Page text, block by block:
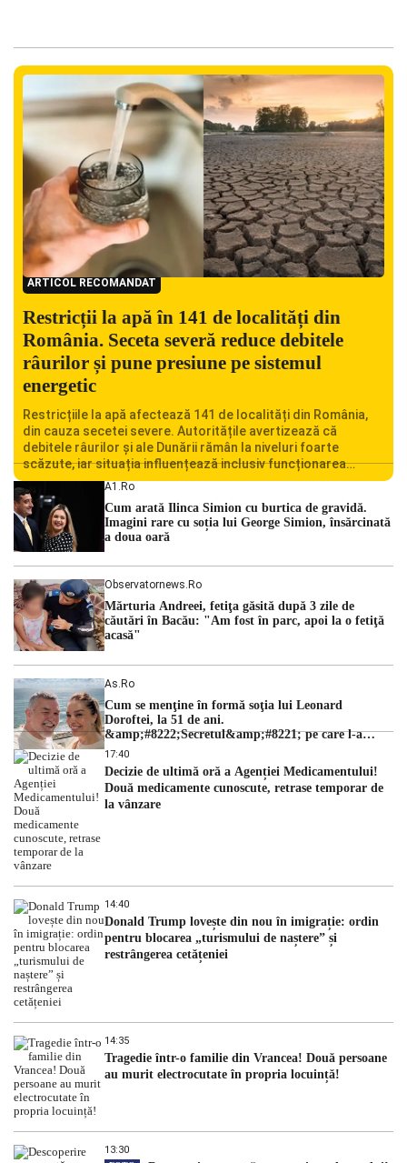
ARTICOL RECOMANDAT
Restricții la apă în 141 de localități din
România. Seceta severă reduce debitele
râurilor și pune presiune pe sistemul
energetic
Restricțiile la apă afectează 141 de localități din România,
din cauza secetei severe. Autoritățile avertizează că
debitele râurilor și ale Dunării rămân la niveluri foarte
scăzute, iar situația influențează inclusiv funcționarea
Centralei Nucleare de la Cernavodă. România se confruntă
cu una dintre cele mai dificile perioade din punct de vedere
hidrologic din ultimii ani. Lipsa […]
A1.ro
Cum arată Ilinca Simion cu burtica de gravidă.
Imagini rare cu soția lui George Simion, însărcinată
a doua oară
Observatornews.ro
Mărturia Andreei, fetiţa găsită după 3 zile de
căutări în Bacău: "Am fost în parc, apoi la o fetiţă
acasă"
As.ro
Cum se menţine în formă soţia lui Leonard
Doroftei, la 51 de ani.
&amp;#8222;Secretul&amp;#8221; pe care l-a
dezvăluit
17:40
Decizie de ultimă oră a Agenției Medicamentului!
Două medicamente cunoscute, retrase temporar de
la vânzare
14:40
Donald Trump lovește din nou în imigrație: ordin
pentru blocarea „turismului de naștere” și
restrângerea cetățeniei
14:35
Tragedie într-o familie din Vrancea! Două persoane
au murit electrocutate în propria locuință!
13:30